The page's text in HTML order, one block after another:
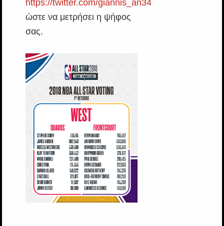
https://twitter.com/giannis_an34
ώστε να μετρήσει η ψήφος
σας.